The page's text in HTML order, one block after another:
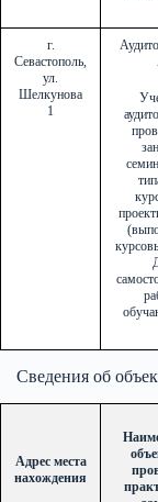
г.
Севастополь,
ул.
Шелкунова
1
Сведения об
Адрес места
нахождения